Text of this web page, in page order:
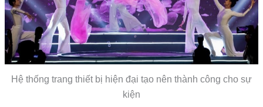
Hệ thống trang thiết bị hiện đại tạo nên thành công cho sự
kiện